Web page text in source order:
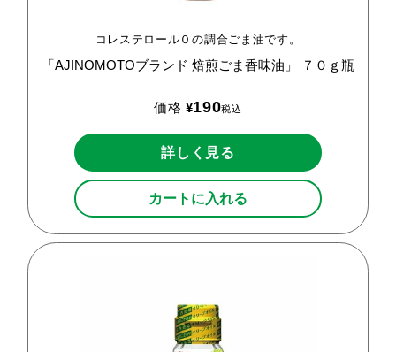
コレステロール０の調合ごま油です。
「AJINOMOTOブランド 焙煎ごま香味油」 ７０ｇ瓶
価格 ¥190税込
詳しく見る
カートに入れる